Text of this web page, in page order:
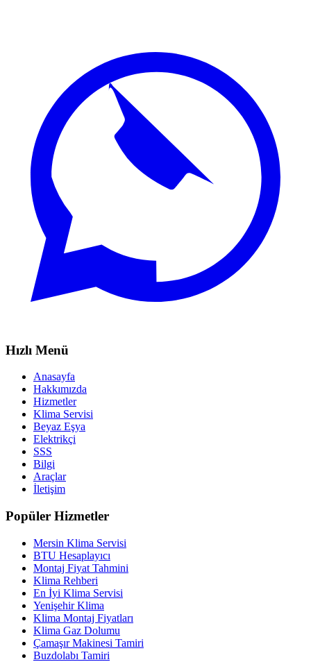
Hızlı Menü
Anasayfa
Hakkımızda
Hizmetler
Klima Servisi
Beyaz Eşya
Elektrikçi
SSS
Bilgi
Araçlar
İletişim
Popüler Hizmetler
Mersin Klima Servisi
BTU Hesaplayıcı
Montaj Fiyat Tahmini
Klima Rehberi
En İyi Klima Servisi
Yenişehir Klima
Klima Montaj Fiyatları
Klima Gaz Dolumu
Çamaşır Makinesi Tamiri
Buzdolabı Tamiri